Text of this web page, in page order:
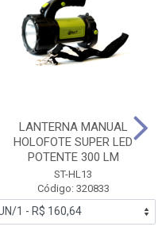
LANTERNA MANUAL
HOLOFOTE SUPER LED
POTENTE 300 LM
ST-HL13
Código: 320833